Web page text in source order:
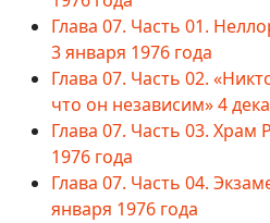
Глава 07. Часть 01.
3 января 1976 года
Глава 07. Часть 02.
что он независим» 4
Глава 07. Часть 03. Храм
1976 года
Глава 07. Часть 04.
января 1976 года